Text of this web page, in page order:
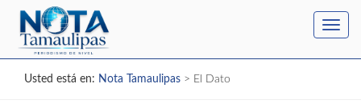
Usted está en: Nota Tamaulipas > El Dato